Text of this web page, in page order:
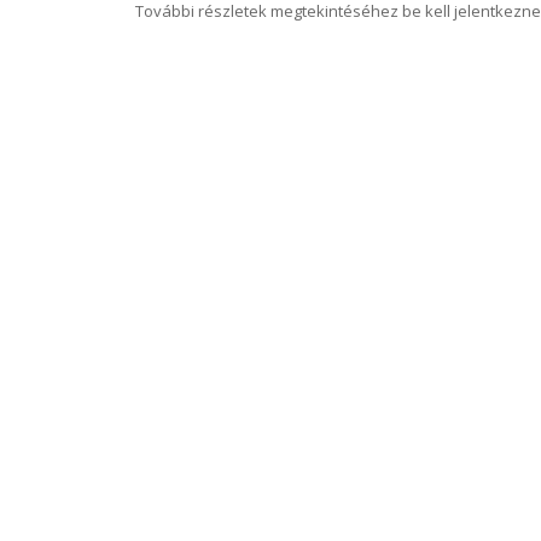
További részletek megtekintéséhez be kell